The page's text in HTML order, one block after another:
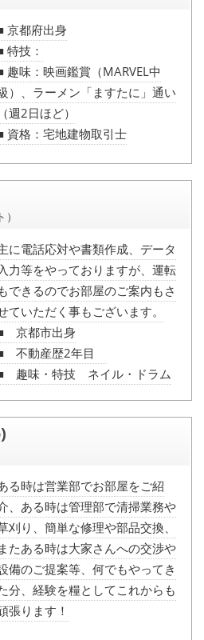
京都府出身
特技：
趣味：映画鑑賞（MARVEL中
）、ラーメン「ますたに」通い
（週2日ほど）
資格：宅地建物取引士
に電話応対や書類作成、データ
力等をやっておりますが、運転
もできるのでお部屋のご案内もさ
ていただく事もございます。
京都市出身
不動産歴2年目
趣味・特技 ネイル・ドラム
る時は営業部でお部屋をご紹
、ある時は管理部で清掃業務や
刈り、簡単な修理や部品交換、
またある時は大家さんへの交渉や
備のご提案等、何でもやってき
分、経験を糧としてこれからも
張ります！